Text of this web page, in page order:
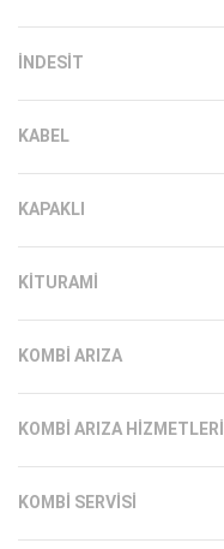
INDESIT
KABEL
KAPAKLI
KITURAMI
KOMBI ARIZA
KOMBI ARIZA HIZMETLERI
KOMBI SERVISI